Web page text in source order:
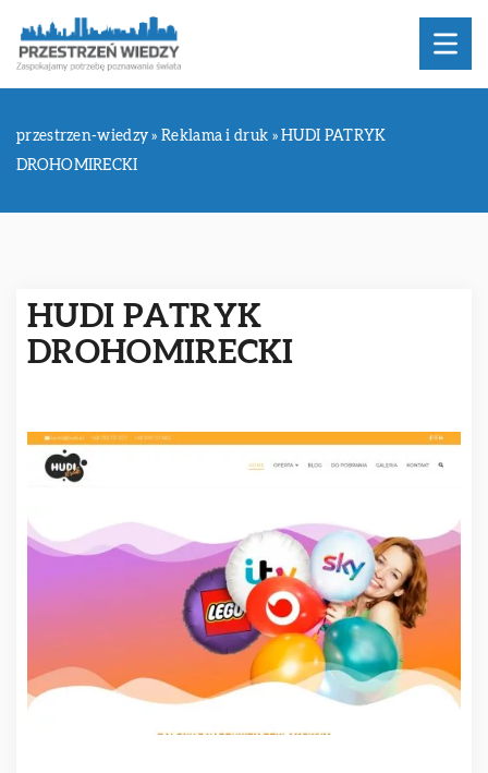
przestrzen-wiedzy »Reklama i druk »HUDI PATRYK
DROHOMIRECKI
HUDI PATRYK
DROHOMIRECKI